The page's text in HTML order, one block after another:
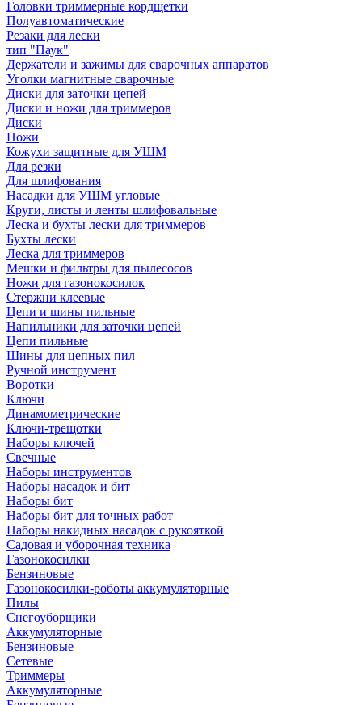
Головки триммерные кордщетки
Полуавтоматические
Резаки для лески
тип "Паук"
Держатели и зажимы для сварочных аппаратов
Уголки магнитные сварочные
Диски для заточки цепей
Диски и ножи для триммеров
Диски
Ножи
Кожухи защитные для УШМ
Для резки
Для шлифования
Насадки для УШМ угловые
Круги, листы и ленты шлифовальные
Леска и бухты лески для триммеров
Бухты лески
Леска для триммеров
Мешки и фильтры для пылесосов
Ножи для газонокосилок
Стержни клеевые
Цепи и шины пильные
Напильники для заточки цепей
Цепи пильные
Шины для цепных пил
Ручной инструмент
Воротки
Ключи
Динамометрические
Ключи-трещотки
Наборы ключей
Свечные
Наборы инструментов
Наборы насадок и бит
Наборы бит
Наборы бит для точных работ
Наборы накидных насадок с рукояткой
Садовая и уборочная техника
Газонокосилки
Бензиновые
Газонокосилки-роботы аккумуляторные
Пилы
Снегоуборщики
Аккумуляторные
Бензиновые
Сетевые
Триммеры
Аккумуляторные